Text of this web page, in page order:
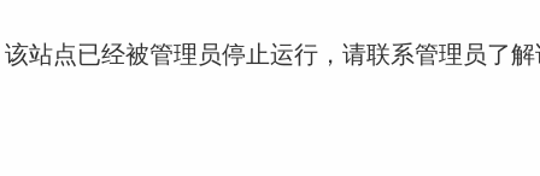
站点已经被管理员停止运行，请联系管理员了